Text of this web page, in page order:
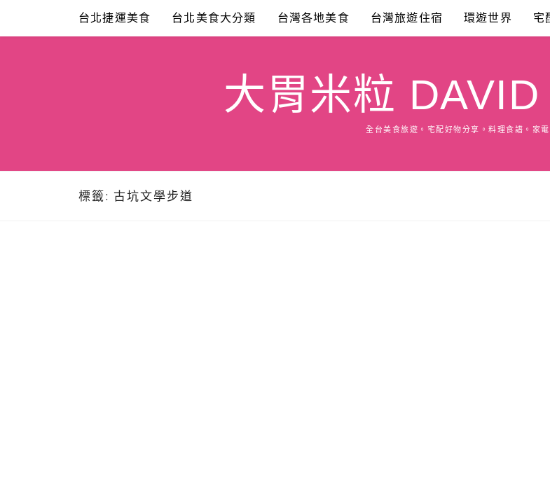
content
台北捷運美食 台北美食大分類 台灣各地美食 台灣旅遊住宿 環遊世界 宅
大胃米粒
全台美食旅遊。宅配好物分享。料理食譜。家電
標籤: 古坑文學步道